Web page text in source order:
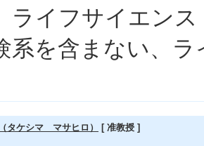
ライフサイエン
系を含まない、
タケシマ マサヒロ） [ 准教授 ]